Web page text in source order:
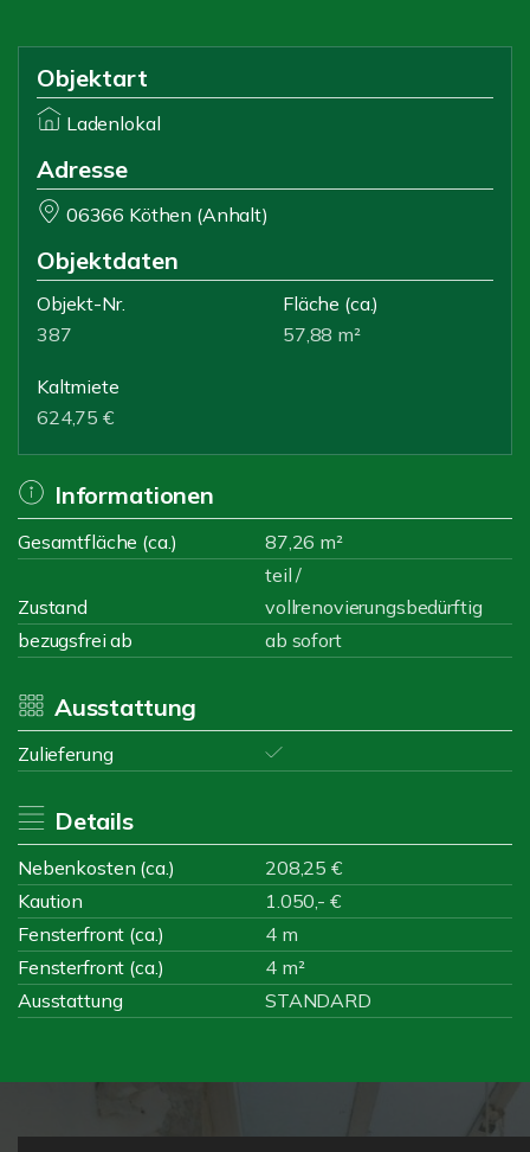
Objektart
Ladenlokal
Adresse
06366 Köthen (Anhalt)
Objektdaten
Objekt-Nr.
387
Fläche (ca.)
57,88 m²
Kaltmiete
624,75 €
Informationen
Gesamtfläche (ca.) 87,26 m²
Zustand
teil /
vollrenovierungsbedürftig
bezugsfrei ab
ab sofort
Ausstattung
Zulieferung
Details
Nebenkosten (ca.)
208,25 €
Kaution
1.050,- €
Fensterfront (ca.)
4 m
Fensterfront (ca.)
4 m²
Ausstattung
STANDARD